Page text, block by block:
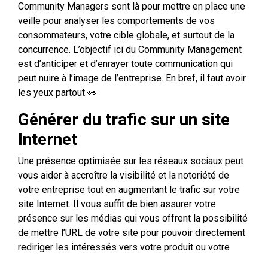
Community Managers sont là pour mettre en place une
veille pour analyser les comportements de vos
consommateurs, votre cible globale, et surtout de la
concurrence. L’objectif ici du Community Management
est d’anticiper et d’enrayer toute communication qui
peut nuire à l’image de l’entreprise. En bref, il faut avoir
les yeux partout 👀
Générer du trafic sur un site
Internet
Une présence optimisée sur les réseaux sociaux peut
vous aider à accroître la visibilité et la notoriété de
votre entreprise tout en augmentant le trafic sur votre
site Internet. Il vous suffit de bien assurer votre
présence sur les médias qui vous offrent la possibilité
de mettre l’URL de votre site pour pouvoir directement
rediriger les intéressés vers votre produit ou votre